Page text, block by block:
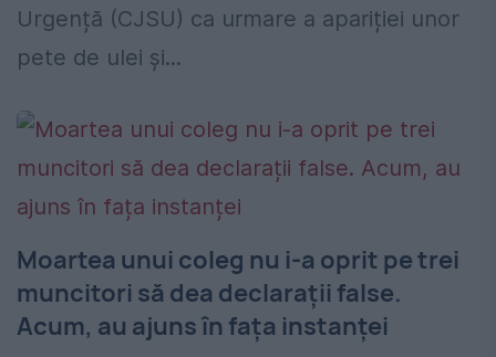
Urgență (CJSU) ca urmare a apariției unor
pete de ulei și...
Moartea unui coleg nu i-a oprit pe trei
muncitori să dea declarații false.
Acum, au ajuns în fața instanței